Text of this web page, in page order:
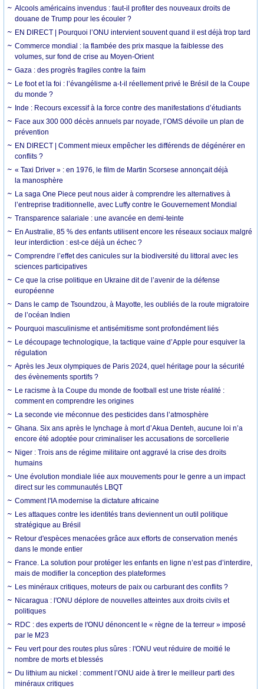
Alcools américains invendus : faut-il profiter des nouveaux droits de
douane de Trump pour les écouler ?
EN DIRECT | Pourquoi l’ONU intervient souvent quand il est déjà trop tard
Commerce mondial : la flambée des prix masque la faiblesse des
volumes, sur fond de crise au Moyen-Orient
Gaza : des progrès fragiles contre la faim
Le foot et la foi : l’évangélisme a-t-il réellement privé le Brésil de la Coupe
du monde ?
Inde : Recours excessif à la force contre des manifestations d’étudiants
Face aux 300 000 décès annuels par noyade, l’OMS dévoile un plan de
prévention
EN DIRECT | Comment mieux empêcher les différends de dégénérer en
conflits ?
« Taxi Driver » : en 1976, le film de Martin Scorsese annonçait déjà
la manosphère
La saga One Piece peut nous aider à comprendre les alternatives à
l’entreprise traditionnelle, avec Luffy contre le Gouvernement Mondial
Transparence salariale : une avancée en demi-teinte
En Australie, 85 % des enfants utilisent encore les réseaux sociaux malgré
leur interdiction : est-ce déjà un échec ?
Comprendre l’effet des canicules sur la biodiversité du littoral avec les
sciences participatives
Ce que la crise politique en Ukraine dit de l’avenir de la défense
européenne
Dans le camp de Tsoundzou, à Mayotte, les oubliés de la route migratoire
de l’océan Indien
Pourquoi masculinisme et antisémitisme sont profondément liés
Le découpage technologique, la tactique vaine d’Apple pour esquiver la
régulation
Après les Jeux olympiques de Paris 2024, quel héritage pour la sécurité
des évènements sportifs ?
Le racisme à la Coupe du monde de football est une triste réalité :
comment en comprendre les origines
La seconde vie méconnue des pesticides dans l’atmosphère
Ghana. Six ans après le lynchage à mort d’Akua Denteh, aucune loi n’a
encore été adoptée pour criminaliser les accusations de sorcellerie
Niger : Trois ans de régime militaire ont aggravé la crise des droits
humains
Une évolution mondiale liée aux mouvements pour le genre a un impact
direct sur les communautés LBQT
Comment l'IA modernise la dictature africaine
Les attaques contre les identités trans deviennent un outil politique
stratégique au Brésil
Retour d'espèces menacées grâce aux efforts de conservation menés
dans le monde entier
France. La solution pour protéger les enfants en ligne n’est pas d’interdire,
mais de modifier la conception des plateformes
Les minéraux critiques, moteurs de paix ou carburant des conflits ?
Nicaragua : l'ONU déplore de nouvelles atteintes aux droits civils et
politiques
RDC : des experts de l'ONU dénoncent le « règne de la terreur » imposé
par le M23
Feu vert pour des routes plus sûres : l'ONU veut réduire de moitié le
nombre de morts et blessés
Du lithium au nickel : comment l’ONU aide à tirer le meilleur parti des
minéraux critiques